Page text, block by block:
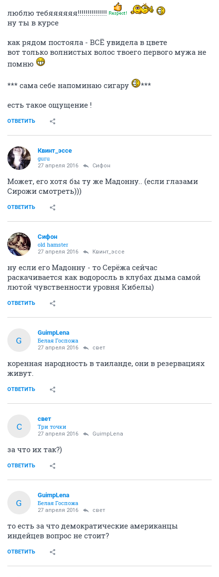
люблю тебяяяяяя!!!!!!!!!!!!!!!
ну ты в курсе
как рядом постояла - ВСЁ увидела в цвете
вот только волнистых волос твоего первого мужа не
помню
*** сама себе напоминаю сигару
***
есть такое ощущение !
ОТВЕТИТЬ
Квинт_эссе
guru
27 апреля 2016 Сифон
Может, его хотя бы ту же Мадонну.. (если глазами
Сирожи смотреть)))
ОТВЕТИТЬ
Сифон
old hamster
27 апреля 2016 Квинт_эссе
ну если его Мадонну - то Серёжа сейчас
раскачивается как водоросль в клубах дыма самой
лютой чувственности уровня Кибелы)
ОТВЕТИТЬ
G
GuimpLena
Белая Госпожа
27 апреля 2016 свет
коренная народность в таиланде, они в резервациях
живут.
ОТВЕТИТЬ
С
свет
Три точки
27 апреля 2016 GuimpLena
за что их так?)
ОТВЕТИТЬ
G
GuimpLena
Белая Госпожа
27 апреля 2016 свет
то есть за что демократические американцы
индейцев вопрос не стоит?
ОТВЕТИТЬ